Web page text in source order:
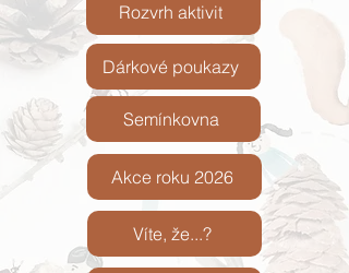
Semínkovna
Dárkové poukazy
Rozvrh aktivit
Akce roku 2026
Víte, že...?